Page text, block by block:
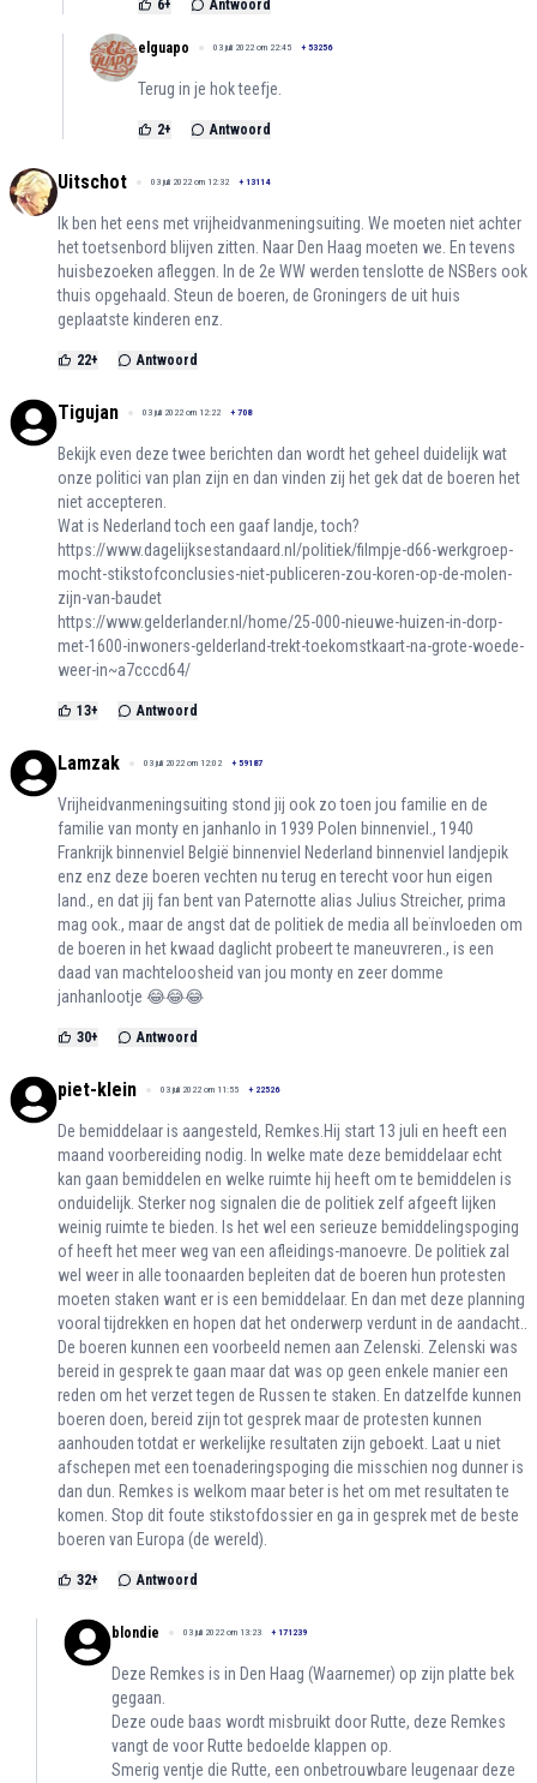
6+ Antwoord
elguapo 03 juli 2022 om 22:45 + 53256
Terug in je hok teefje.
2+ Antwoord
Uitschot 03 juli 2022 om 12:32 + 13114
Ik ben het eens met vrijheidvanmeningsuiting. We moeten niet achter
het toetsenbord blijven zitten. Naar Den Haag moeten we. En tevens
huisbezoeken afleggen. In de 2e WW werden tenslotte de NSBers ook
thuis opgehaald. Steun de boeren, de Groningers de uit huis
geplaatste kinderen enz.
22+ Antwoord
Tigujan 03 juli 2022 om 12:22 + 708
Bekijk even deze twee berichten dan wordt het geheel duidelijk wat
onze politici van plan zijn en dan vinden zij het gek dat de boeren het
niet accepteren.
Wat is Nederland toch een gaaf landje, toch?
https://www.dagelijksestandaard.nl/politiek/filmpje-d66-werkgroep-
mocht-stikstofconclusies-niet-publiceren-zou-koren-op-de-molen-
zijn-van-baudet
https://www.gelderlander.nl/home/25-000-nieuwe-huizen-in-dorp-
met-1600-inwoners-gelderland-trekt-toekomstkaart-na-grote-woede-
weer-in~a7cccd64/
13+ Antwoord
Lamzak 03 juli 2022 om 12:02 + 59187
Vrijheidvanmeningsuiting stond jij ook zo toen jou familie en de
familie van monty en janhanlo in 1939 Polen binnenviel., 1940
Frankrijk binnenviel België binnenviel Nederland binnenviel landjepik
enz enz deze boeren vechten nu terug en terecht voor hun eigen
land., en dat jij fan bent van Paternotte alias Julius Streicher, prima
mag ook., maar de angst dat de politiek de media all beïnvloeden om
de boeren in het kwaad daglicht probeert te maneuvreren., is een
daad van machteloosheid van jou monty en zeer domme
janhanlootje 😂😂😂
30+ Antwoord
piet-klein 03 juli 2022 om 11:55 + 22526
De bemiddelaar is aangesteld, Remkes.Hij start 13 juli en heeft een
maand voorbereiding nodig. In welke mate deze bemiddelaar echt
kan gaan bemiddelen en welke ruimte hij heeft om te bemiddelen is
onduidelijk. Sterker nog signalen die de politiek zelf afgeeft lijken
weinig ruimte te bieden. Is het wel een serieuze bemiddelingspoging
of heeft het meer weg van een afleidings-manoevre. De politiek zal
wel weer in alle toonaarden bepleiten dat de boeren hun protesten
moeten staken want er is een bemiddelaar. En dan met deze planning
vooral tijdrekken en hopen dat het onderwerp verdunt in de aandacht..
De boeren kunnen een voorbeeld nemen aan Zelenski. Zelenski was
bereid in gesprek te gaan maar dat was op geen enkele manier een
reden om het verzet tegen de Russen te staken. En datzelfde kunnen
boeren doen, bereid zijn tot gesprek maar de protesten kunnen
aanhouden totdat er werkelijke resultaten zijn geboekt. Laat u niet
afschepen met een toenaderingspoging die misschien nog dunner is
dan dun. Remkes is welkom maar beter is het om met resultaten te
komen. Stop dit foute stikstofdossier en ga in gesprek met de beste
boeren van Europa (de wereld).
32+ Antwoord
blondie 03 juli 2022 om 13:23 + 171239
Deze Remkes is in Den Haag (Waarnemer) op zijn platte bek
gegaan.
Deze oude baas wordt misbruikt door Rutte, deze Remkes
vangt de voor Rutte bedoelde klappen op.
Smerig ventje die Rutte, een onbetrouwbare leugenaar deze